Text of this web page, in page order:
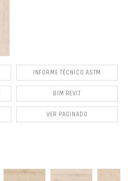
INFORME TÉCNICO ASTM
BIM REVIT
VER PAGINADO